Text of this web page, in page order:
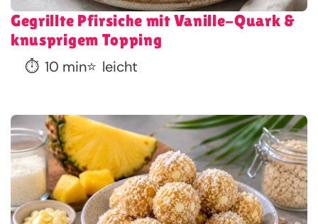
Gegrillte Pfirsiche mit Vanille-Quark &
knusprigem Topping
⏱️ 10 min⭐ leicht